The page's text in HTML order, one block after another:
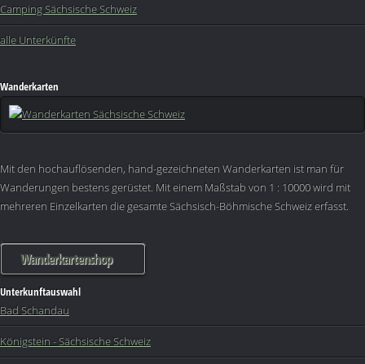
Camping Sächsische Schweiz
alle Unterkünfte
Wanderkarten
Mit den hochauflösenden, hand-gezeichneten Wanderkarten ist man für
Wanderungen bestens gerüstet. Mit einem Maßstab von 1 : 10000 wird mit
mehreren Einzelkarten die gesamte Sächsisch-Böhmische Schweiz erfasst.
Wanderkartenshop
Unterkunftauswahl
Bad Schandau
Königstein - Sächsische Schweiz